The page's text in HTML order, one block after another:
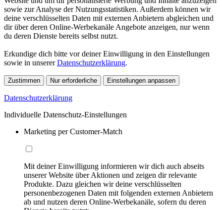
sowie zur Analyse der Nutzungsstatistiken. Außerdem können wir
deine verschlüsselten Daten mit externen Anbietern abgleichen und
dir über deren Online-Werbekanäle Angebote anzeigen, nur wenn
du deren Dienste bereits selbst nutzt.
Erkundige dich bitte vor deiner Einwilligung in den Einstellungen
sowie in unsererDatenschutzerklärung.
Zustimmen Nur erforderliche Einstellungen anpassen
Datenschutzerklärung
Individuelle Datenschutz-Einstellungen
Marketing per Customer-Match
Mit deiner Einwilligung informieren wir dich auch abseits
unserer Website über Aktionen und zeigen dir relevante
Produkte. Dazu gleichen wir deine verschlüsselten
personenbezogenen Daten mit folgenden externen Anbietern
ab und nutzen deren Online-Werbekanäle, sofern du deren